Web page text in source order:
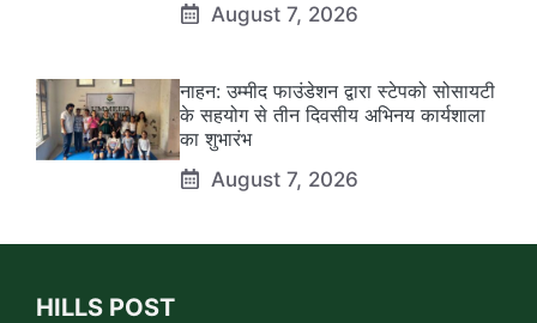
August 7, 2026
नाहन: उम्मीद फाउंडेशन द्वारा स्टेपको सोसायटी
के सहयोग से तीन दिवसीय अभिनय कार्यशाला
का शुभारंभ
August 7, 2026
HILLS POST